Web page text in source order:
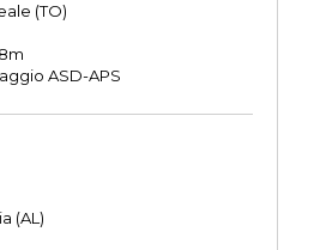
(TO)
ASD-APS
(AL)